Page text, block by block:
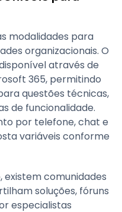
modalidades para
organizacionais. O
através de
365, permitindo
questões técnicas,
de funcionalidade.
por telefone, chat e
variáveis conforme
comunidades
soluções, fóruns
especialistas